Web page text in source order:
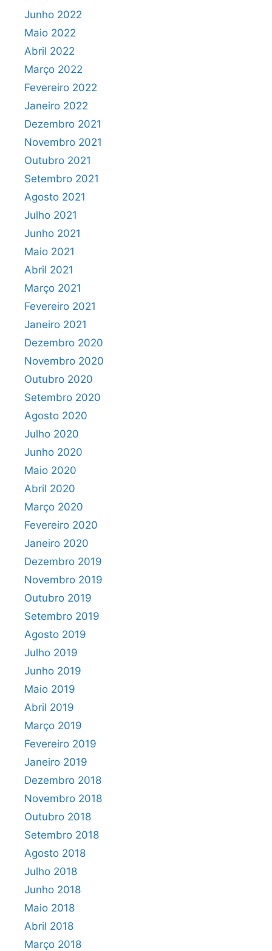
Junho 2022
Maio 2022
Abril 2022
Março 2022
Fevereiro 2022
Janeiro 2022
Dezembro 2021
Novembro 2021
Outubro 2021
Setembro 2021
Agosto 2021
Julho 2021
Junho 2021
Maio 2021
Abril 2021
Março 2021
Fevereiro 2021
Janeiro 2021
Dezembro 2020
Novembro 2020
Outubro 2020
Setembro 2020
Agosto 2020
Julho 2020
Junho 2020
Maio 2020
Abril 2020
Março 2020
Fevereiro 2020
Janeiro 2020
Dezembro 2019
Novembro 2019
Outubro 2019
Setembro 2019
Agosto 2019
Julho 2019
Junho 2019
Maio 2019
Abril 2019
Março 2019
Fevereiro 2019
Janeiro 2019
Dezembro 2018
Novembro 2018
Outubro 2018
Setembro 2018
Agosto 2018
Julho 2018
Junho 2018
Maio 2018
Abril 2018
Março 2018